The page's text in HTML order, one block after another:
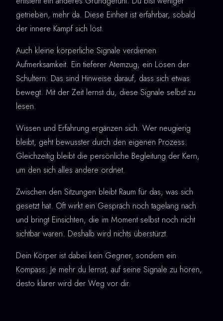
getrieben, mehr da. Diese Einheit ist erfahrbar, sobald
der innere Kampf sich löst.
Auch kleine körperliche Signale verdienen
Aufmerksamkeit. Ein tieferer Atemzug, ein Lösen der
Schultern: Das sind Hinweise darauf, dass sich etwas
bewegt. Mit der Zeit lernst du, diese Signale selbst zu
lesen.
Wissen und Erfahrung ergänzen sich. Wer neugierig
bleibt, geht bewusster durch den eigenen Prozess.
Gleichzeitig bleibt die persönliche Begleitung der Kern,
um den sich alles andere ordnet.
Zwischen den Sitzungen bleibt Raum für das, was sich
gesetzt hat. Oft wirkt ein Gespräch noch tagelang nach
und bringt Einsichten, die im Moment selbst noch nicht
sichtbar waren. Deshalb wird nichts überstürzt.
Dein Körper ist dabei kein Gegner, sondern ein
Kompass. Je mehr du lernst, auf seine Signale zu hören,
desto klarer wird der Weg vor dir.